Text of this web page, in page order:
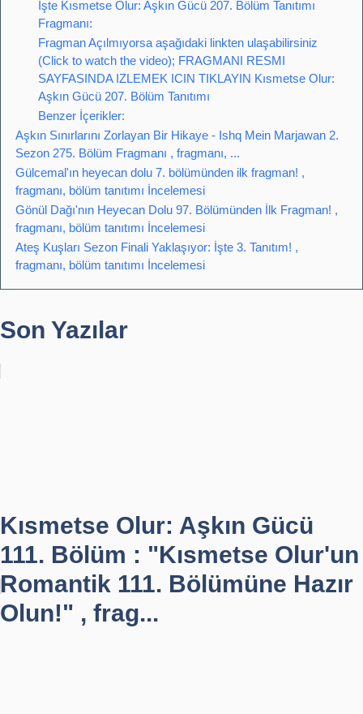
İşte Kısmetse Olur: Aşkın Gücü 207. Bölüm Tanıtımı
Fragmanı:
Fragman Açılmıyorsa aşağıdaki linkten ulaşabilirsiniz
(Click to watch the video); FRAGMANI RESMI
SAYFASINDA IZLEMEK ICIN TIKLAYIN Kısmetse Olur:
Aşkın Gücü 207. Bölüm Tanıtımı
Benzer İçerikler:
Aşkın Sınırlarını Zorlayan Bir Hikaye - Ishq Mein Marjawan 2.
Sezon 275. Bölüm Fragmanı , fragmanı, ...
Gülcemal'ın heyecan dolu 7. bölümünden ilk fragman! ,
fragmanı, bölüm tanıtımı İncelemesi
Gönül Dağı'nın Heyecan Dolu 97. Bölümünden İlk Fragman! ,
fragmanı, bölüm tanıtımı İncelemesi
Ateş Kuşları Sezon Finali Yaklaşıyor: İşte 3. Tanıtım! ,
fragmanı, bölüm tanıtımı İncelemesi
Son Yazılar
Kısmetse Olur: Aşkın Gücü
111. Bölüm : "Kısmetse Olur'un
Romantik 111. Bölümüne Hazır
Olun!" , frag...